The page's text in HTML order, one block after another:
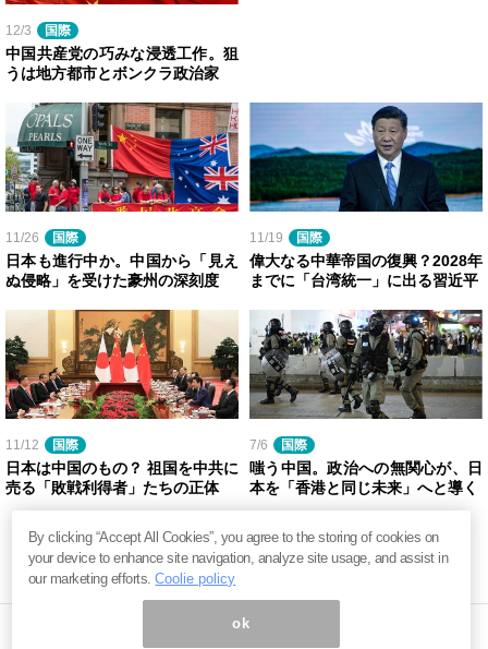
12/3 国際
中国共産党の巧みな浸透工作。狙
うは地方都市とボンクラ政治家
11/26 国際
日本も進行中か。中国から「見え
ぬ侵略」を受けた豪州の深刻度
11/19 国際
偉大なる中華帝国の復興？2028年
までに「台湾統一」に出る習近平
11/12 国際
日本は中国のもの？ 祖国を中共に
売る「敗戦利得者」たちの正体
7/6 国際
嗤う中国。政治への無関心が、日
本を「香港と同じ未来」へと導く
By clicking “Accept All Cookies”, you agree to the storing of cookies on
your device to enhance site navigation, analyze site usage, and assist in
our marketing efforts.Coolie policy
ok